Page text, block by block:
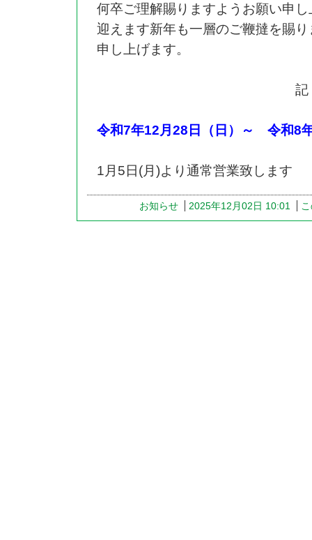
何卒ご理解賜りますようお願い申
迎えます新年も一層のご鞭撻を賜
申し上げます。
記
令和7年12月28日（日）～ 令和8
1月5日(月)より通常営業致します
お知らせ 2025年12月02日 10:01